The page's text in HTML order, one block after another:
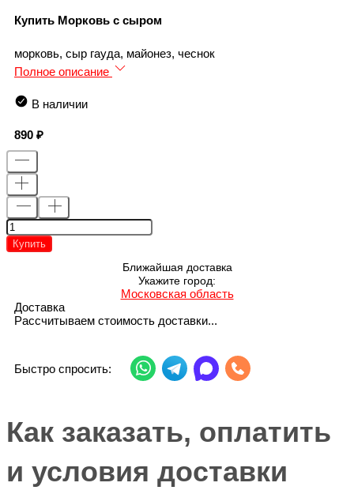
Купить Морковь с сыром
морковь, сыр гауда, майонез, чеснок
Полное описание
В наличии
890
Купить
Ближайшая доставка
Укажите город:
Московская область
Доставка
Рассчитываем стоимость доставки...
Быстро спросить:
Как заказать, оплатить
и условия доставки